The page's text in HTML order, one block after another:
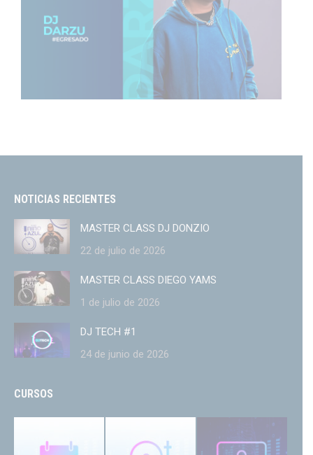
NOTICIAS RECIENTES
MASTER CLASS DJ DONZIO
22 de julio de 2026
MASTER CLASS DIEGO YAMS
1 de julio de 2026
DJ TECH #1
24 de junio de 2026
CURSOS